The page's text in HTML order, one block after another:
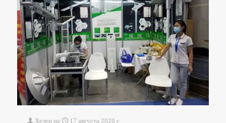
Хелен на 17 августа 2020 г.